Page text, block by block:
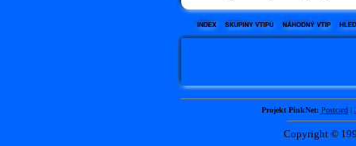
Projekt PinkNet: Postcard|
Copyright ©